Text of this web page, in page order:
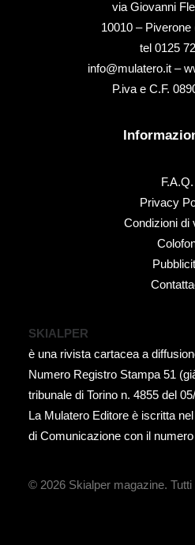
via Giovanni
10010 –
tel ‭0125
info@mulatero.it –
P.iva e C.F.
F.A.Q.
Privacy
Condizioni di
SKIALPER
è una rivista cartacea a
Numero Registro Stampa 51
tribunale di Torino n. 4855 del
La Mulatero Editore è iscritta
di Comunicazione con il
© 2026 Skialper magazine.